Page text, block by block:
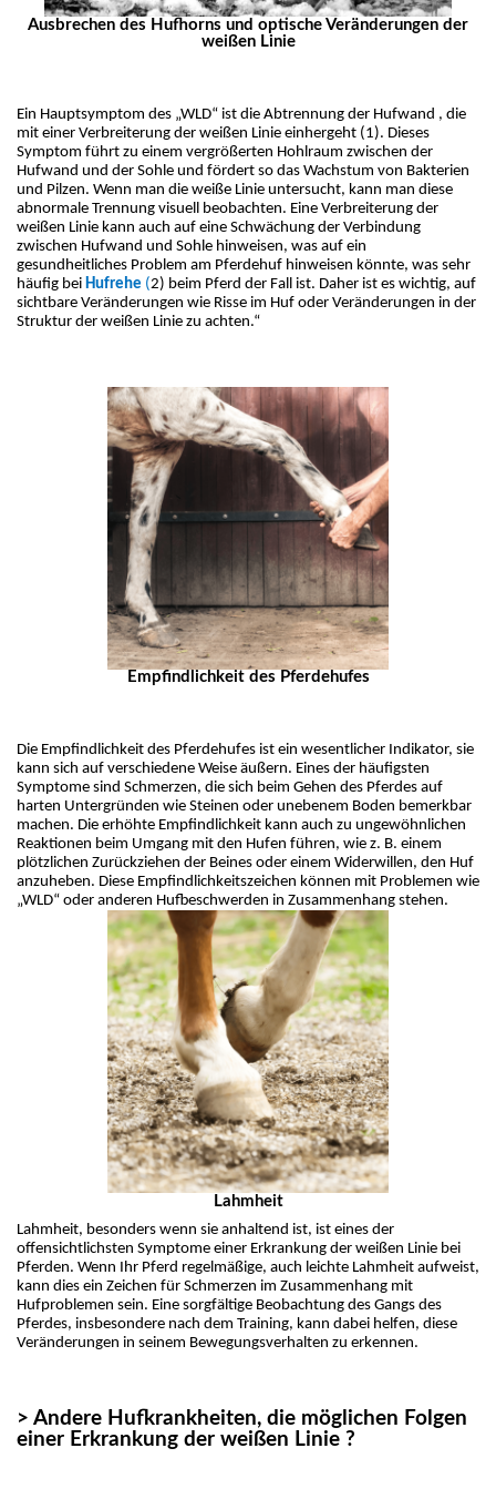
Ausbrechen des Hufhorns und optische Veränderungen der
weißen Linie
Ein Hauptsymptom des „WLD“ ist die Abtrennung der Hufwand , die
mit einer Verbreiterung der weißen Linie einhergeht (1). Dieses
Symptom führt zu einem vergrößerten Hohlraum zwischen der
Hufwand und der Sohle und fördert so das Wachstum von Bakterien
und Pilzen. Wenn man die weiße Linie untersucht, kann man diese
abnormale Trennung visuell beobachten. Eine Verbreiterung der
weißen Linie kann auch auf eine Schwächung der Verbindung
zwischen Hufwand und Sohle hinweisen, was auf ein
gesundheitliches Problem am Pferdehuf hinweisen könnte, was sehr
häufig bei Hufrehe (2) beim Pferd der Fall ist. Daher ist es wichtig, auf
sichtbare Veränderungen wie Risse im Huf oder Veränderungen in der
Struktur der weißen Linie zu achten.“
Empfindlichkeit des Pferdehufes
Die Empfindlichkeit des Pferdehufes ist ein wesentlicher Indikator, sie
kann sich auf verschiedene Weise äußern. Eines der häufigsten
Symptome sind Schmerzen, die sich beim Gehen des Pferdes auf
harten Untergründen wie Steinen oder unebenem Boden bemerkbar
machen. Die erhöhte Empfindlichkeit kann auch zu ungewöhnlichen
Reaktionen beim Umgang mit den Hufen führen, wie z. B. einem
plötzlichen Zurückziehen der Beines oder einem Widerwillen, den Huf
anzuheben. Diese Empfindlichkeitszeichen können mit Problemen wie
„WLD“ oder anderen Hufbeschwerden in Zusammenhang stehen.
Lahmheit
Lahmheit, besonders wenn sie anhaltend ist, ist eines der
offensichtlichsten Symptome einer Erkrankung der weißen Linie bei
Pferden. Wenn Ihr Pferd regelmäßige, auch leichte Lahmheit aufweist,
kann dies ein Zeichen für Schmerzen im Zusammenhang mit
Hufproblemen sein. Eine sorgfältige Beobachtung des Gangs des
Pferdes, insbesondere nach dem Training, kann dabei helfen, diese
Veränderungen in seinem Bewegungsverhalten zu erkennen.
> Andere Hufkrankheiten, die möglichen Folgen
einer Erkrankung der weißen Linie ?